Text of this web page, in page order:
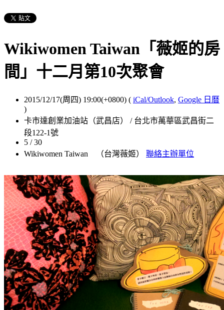
Wikiwomen Taiwan「薇姬的房
間」十二月第10次聚會
2015/12/17(周四) 19:00(+0800) ( iCal/Outlook, Google 日曆
)
卡市達創業加油站（武昌店） / 台北市萬華區武昌街二
段122-1號
5 / 30
Wikiwomen Taiwan （台灣薇姬） 聯絡主辦單位